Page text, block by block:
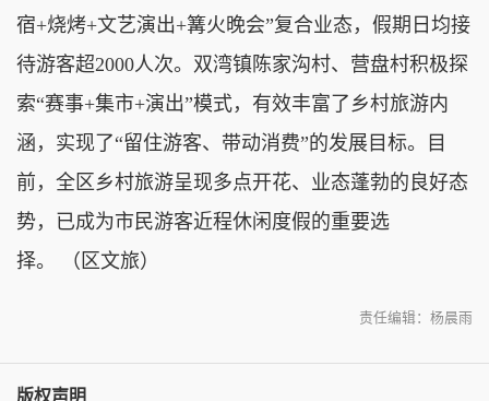
宿+烧烤+文艺演出+篝火晚会”复合业态，假期日均接
待游客超2000人次。双湾镇陈家沟村、营盘村积极探
索“赛事+集市+演出”模式，有效丰富了乡村旅游内
涵，实现了“留住游客、带动消费”的发展目标。目
前，全区乡村旅游呈现多点开花、业态蓬勃的良好态
势，已成为市民游客近程休闲度假的重要选
择。 （区文旅）
责任编辑：杨晨雨
版权声明